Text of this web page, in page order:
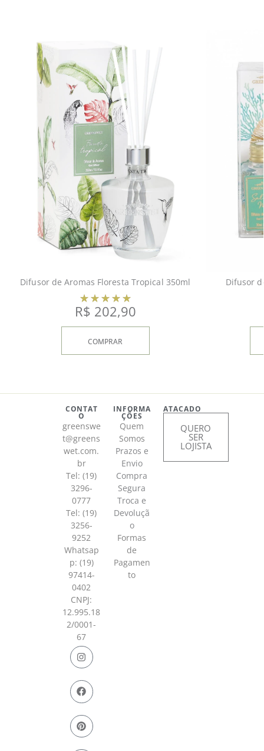
Difusor de Aromas Floresta Tropical 350ml
R$ 202,90
COMPRAR
Difusor
CONTAT
O
greenswe
t@greens
wet.com.
br
Tel: (19)
3296-
0777
Tel: (19)
3256-
9252
Whatsap
p: (19)
97414-
0402
CNPJ:
12.995.18
2/0001-
67
INFORMA
ÇÕES
Quem
Somos
Prazos e
Envio
Compra
Segura
Troca e
Devoluçã
o
Formas
de
Pagamen
to
ATACADO
QUERO
SER
LOJISTA